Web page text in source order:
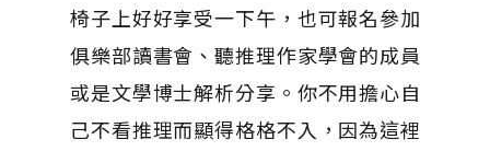
椅子上好好享受一下午，也可報名參加
俱樂部讀書會、聽推理作家學會的成員
或是文學博士解析分享。你不用擔心自
己不看推理而顯得格格不入，因為這裡